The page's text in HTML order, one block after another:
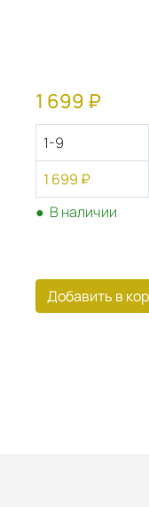
1 699 ₽
1-9
1 699 ₽
● В наличии
Добавить в